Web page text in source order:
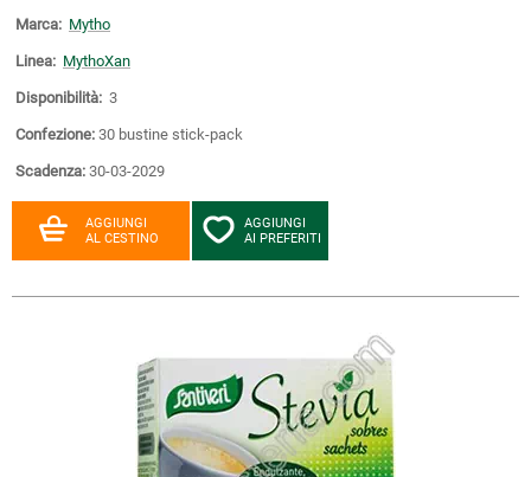
Marca: Mytho
Linea: MythoXan
Disponibilità: 3
Confezione: 30 bustine stick-pack
Scadenza: 30-03-2029
AGGIUNGI
AL CESTINO
AGGIUNGI
AI PREFERITI